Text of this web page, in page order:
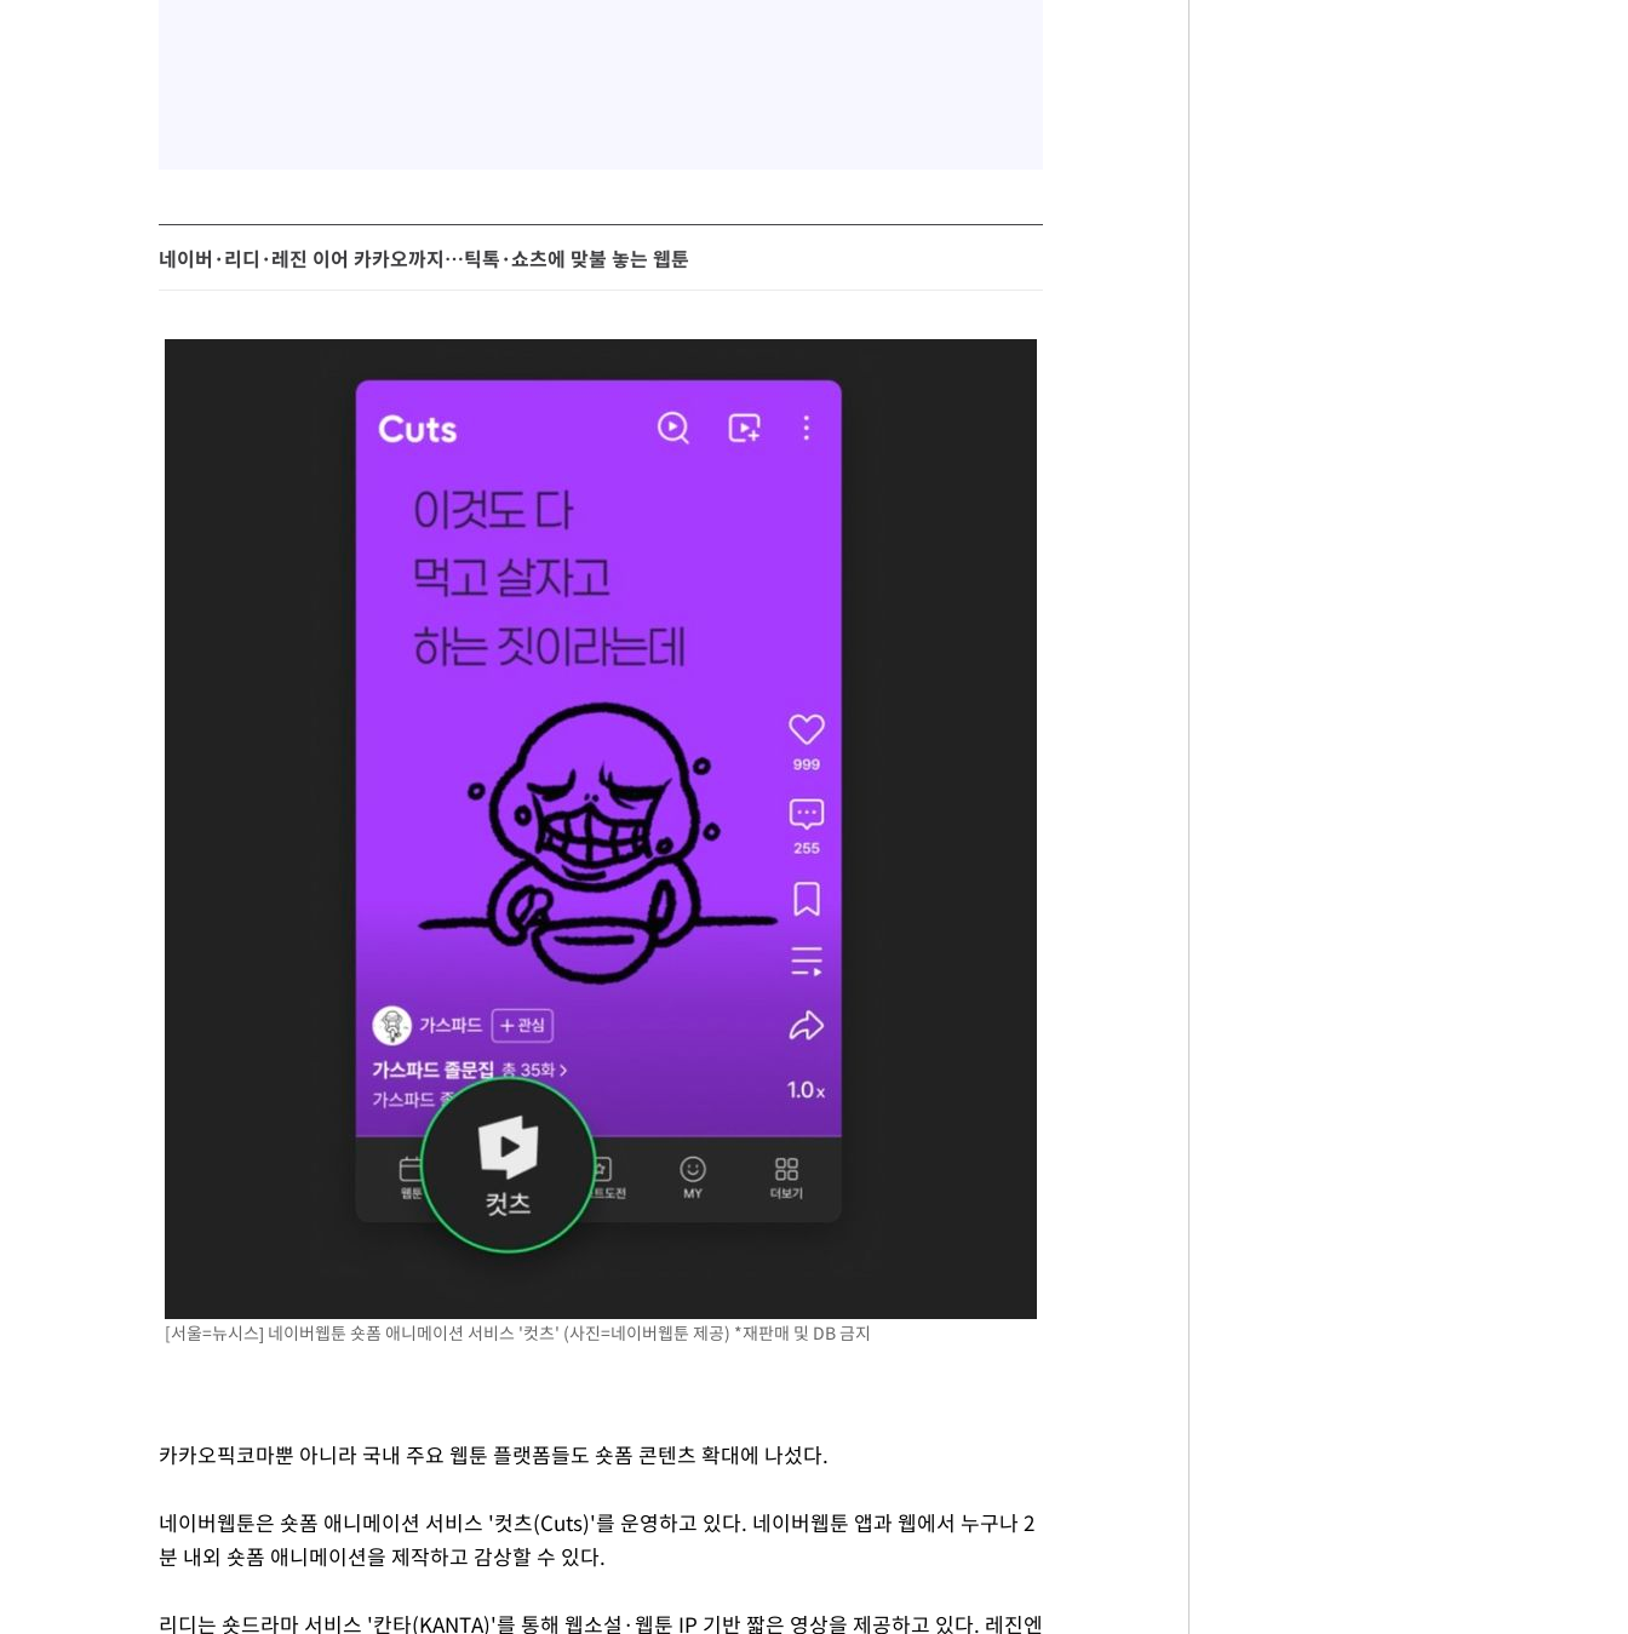
네이버·리디·레진 이어 카카오까지…틱톡·쇼츠에 맞불 놓는 웹툰
[서울=뉴시스] 네이버웹툰 숏폼 애니메이션 서비스 '컷츠' (사진=네이버웹툰 제공) *재판매 및 DB 금지
카카오픽코마뿐 아니라 국내 주요 웹툰 플랫폼들도 숏폼 콘텐츠 확대에 나섰다.
네이버웹툰은 숏폼 애니메이션 서비스 '컷츠(Cuts)'를 운영하고 있다. 네이버웹툰 앱과 웹에서 누구나 2
분 내외 숏폼 애니메이션을 제작하고 감상할 수 있다.
리디는 숏드라마 서비스 '칸타(KANTA)'를 통해 웹소설·웹툰 IP 기반 짧은 영상을 제공하고 있다. 레진엔